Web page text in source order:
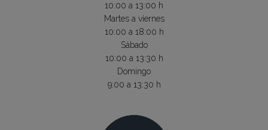
10:00 a 13:00 h
Martes a viernes
10:00 a 18:00 h
Sábado
10:00 a 13:30 h
Domingo
9:00 a 13:30 h